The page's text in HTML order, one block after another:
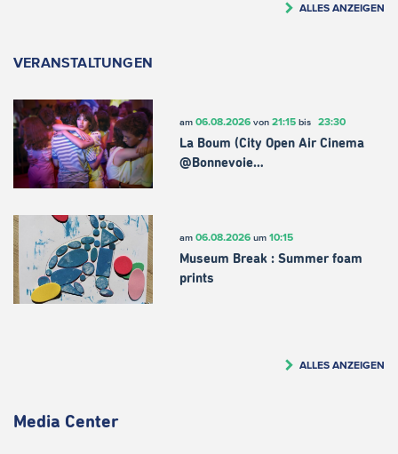
ALLES ANZEIGEN
VERANSTALTUNGEN
am 06.08.2026von 21:15bis 23:30
La Boum (City Open Air Cinema
@Bonnevoie…
am 06.08.2026um 10:15
Museum Break : Summer foam
prints
ALLES ANZEIGEN
Media Center